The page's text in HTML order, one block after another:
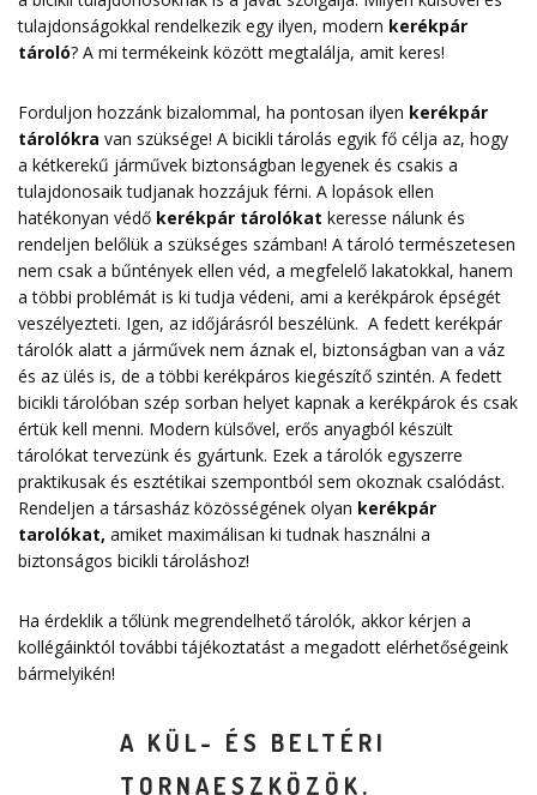
tulajdonságokkal rendelkezik egy ilyen, modern kerékpár
tároló? A mi termékeink között megtalálja, amit keres!
Forduljon hozzánk bizalommal, ha pontosan ilyen kerékpár
tárolókra van szüksége! A bicikli tárolás egyik fő célja az, hogy
a kétkerekű járművek biztonságban legyenek és csakis a
tulajdonosaik tudjanak hozzájuk férni. A lopások ellen
hatékonyan védő kerékpár tárolókat keresse nálunk és
rendeljen belőlük a szükséges számban! A tároló természetesen
nem csak a bűntények ellen véd, a megfelelő lakatokkal, hanem
a többi problémát is ki tudja védeni, ami a kerékpárok épségét
veszélyezteti. Igen, az időjárásról beszélünk. A fedett kerékpár
tárolók alatt a járművek nem áznak el, biztonságban van a váz
és az ülés is, de a többi kerékpáros kiegészítő szintén. A fedett
bicikli tárolóban szép sorban helyet kapnak a kerékpárok és csak
értük kell menni. Modern külsővel, erős anyagból készült
tárolókat tervezünk és gyártunk. Ezek a tárolók egyszerre
praktikusak és esztétikai szempontból sem okoznak csalódást.
Rendeljen a társasház közösségének olyan kerékpár
tarolókat, amiket maximálisan ki tudnak használni a
biztonságos bicikli tároláshoz!
Ha érdeklik a tőlünk megrendelhető tárolók, akkor kérjen a
kollégáinktól további tájékoztatást a megadott elérhetőségeink
bármelyikén!
A KÜL- ÉS BELTÉRI
TORNAESZKÖZÖK,